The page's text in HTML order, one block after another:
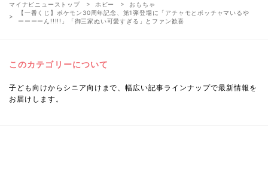
マイナビニューストップ ホビー
おもちゃ
【一番くじ】ポケモン30周年記念、第1弾登場に「アチャモとポッチャマいるや
ーーーーん!!!!!」「御三家ぬい可愛すぎる」とファン歓喜
このカテゴリーについて
子ども向けからシニア向けまで、幅広い記事ラインナップで最新情報を
お届けします。